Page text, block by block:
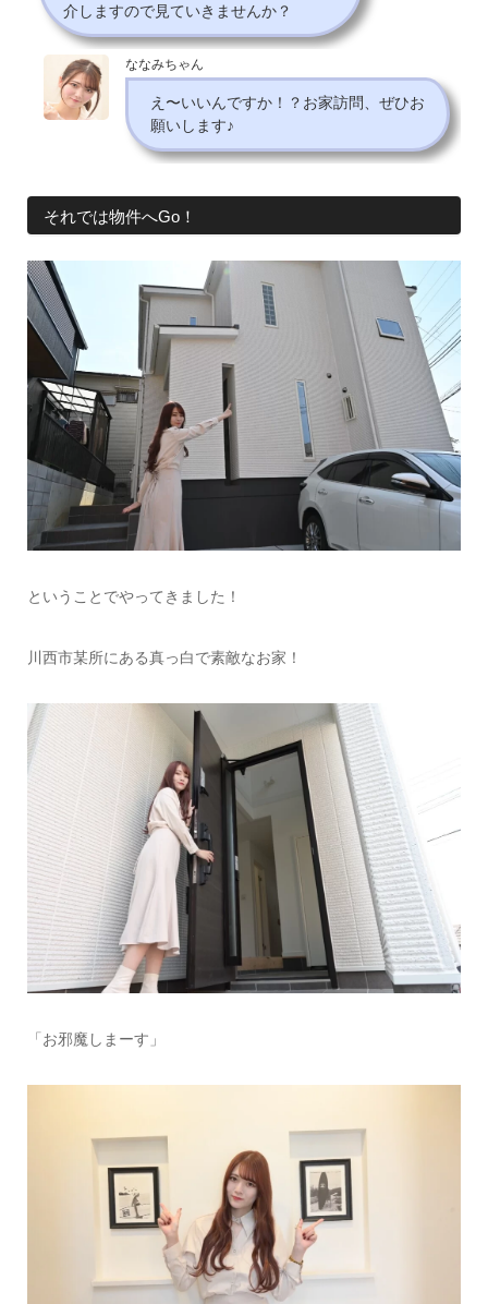
介しますので見ていきませんか？
ななみちゃん
え〜いいんですか！？お家訪問、ぜひお
願いします♪
それでは物件へGo！
ということでやってきました！
川西市某所にある真っ白で素敵なお家！
「お邪魔しまーす」